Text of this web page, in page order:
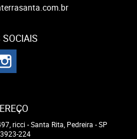
SOCIAIS
ricci -Santa Rita, Pedreira -SP
224